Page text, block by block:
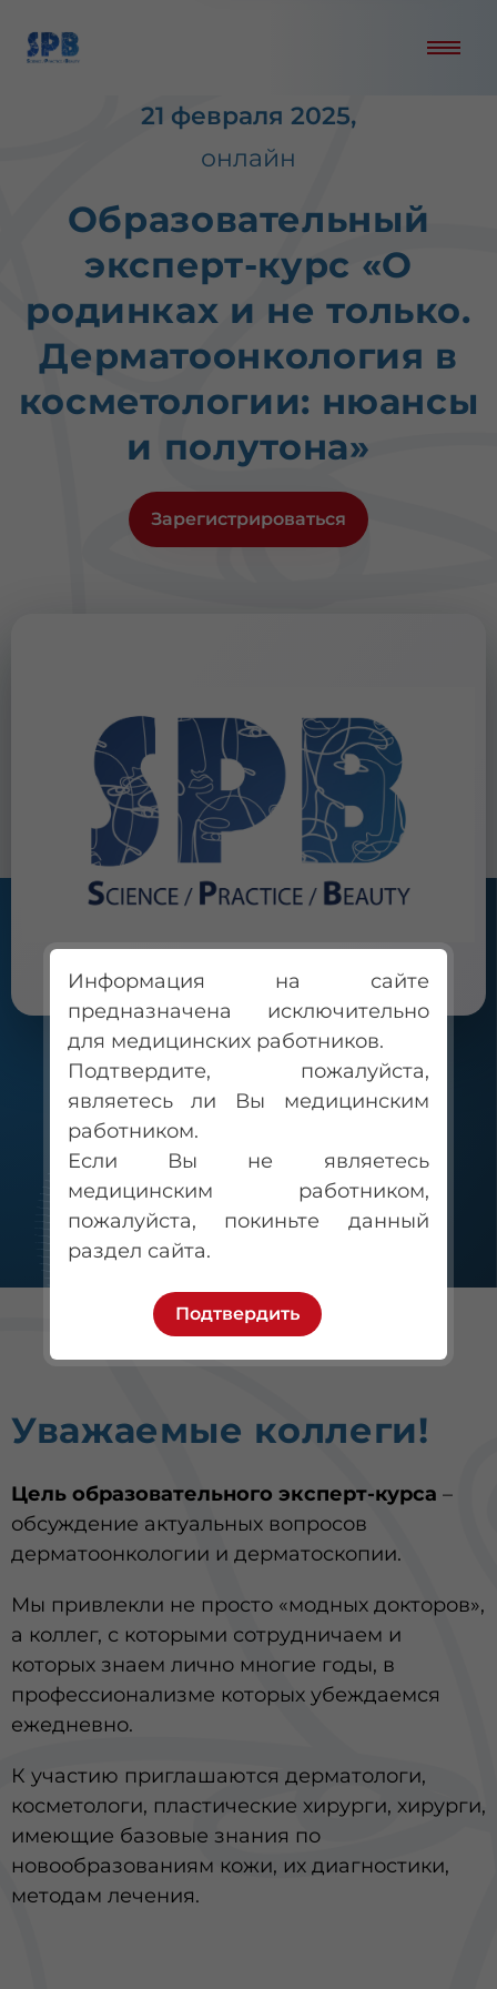
21 февраля 2025,
онлайн
Образовательный
эксперт-курс «О
родинках и не только.
Дерматоонкология в
косметологии: нюансы
и полутона»
Зарегистрироваться
Уважаемые коллеги!
Цель образовательного эксперт-курса –
обсуждение актуальных вопросов
дерматоонкологии и дерматоскопии.
Мы привлекли не просто «модных докторов»,
а коллег, с которыми сотрудничаем и
которых знаем лично многие годы, в
профессионализме которых убеждаемся
ежедневно.
К участию приглашаются дерматологи,
косметологи, пластические хирурги, хирурги,
имеющие базовые знания по
новообразованиям кожи, их диагностики,
методам лечения.
Информация на сайте
предназначена исключительно
для медицинских работников.
Подтвердите, пожалуйста,
являетесь ли Вы медицинским
работником.
Если Вы не являетесь
медицинским работником,
пожалуйста, покиньте данный
раздел сайта.
Подтвердить